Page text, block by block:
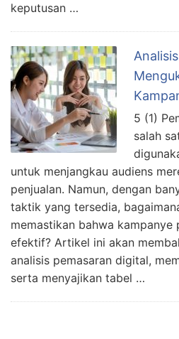
keputusan …
5 (1)
salah
untuk menjangkau audiens
penjualan. Namun, dengan
taktik yang tersedia,
memastikan bahwa kampanye
efektif? Artikel ini akan
analisis pemasaran digital,
serta menyajikan tabel …